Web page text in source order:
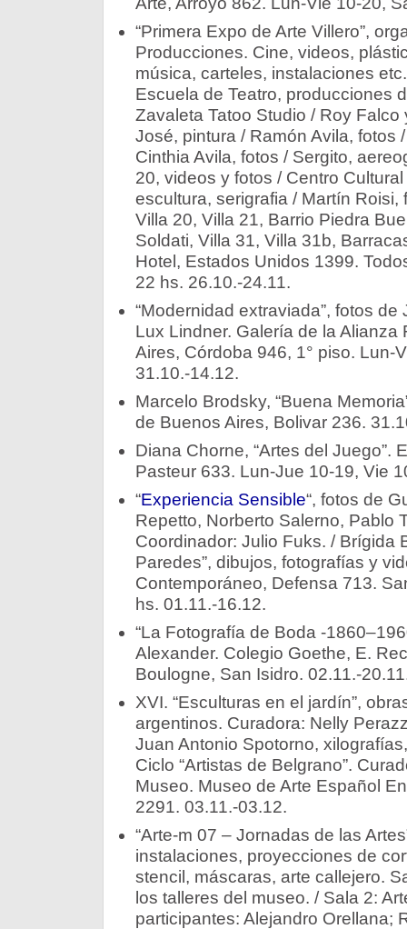
“Primera Expo de Arte Villero”,
Producciones. Cine, videos,
música, carteles, instalaciones
Escuela de Teatro, producciones
Zavaleta Tatoo Studio / Roy Falco
José, pintura / Ramón Avila, fotos
Cinthia Avila, fotos / Sergito,
20, videos y fotos / Centro
escultura, serigrafia / Martín Roisi,
Villa 20, Villa 21, Barrio Piedra
Soldati, Villa 31, Villa 31b,
Hotel, Estados Unidos 1399.
22 hs. 26.10.-24.11.
“Modernidad extraviada”, fotos
Lux Lindner. Galería de la Alianza
Aires, Córdoba 946, 1° piso. Lun-
31.10.-14.12.
Marcelo Brodsky, “Buena
de Buenos Aires, Bolivar 236.
Diana Chorne, “Artes del Juego”.
Pasteur 633. Lun-Jue 10-19, Vie
“Experiencia Sensible“, fotos de
Repetto, Norberto Salerno, Pablo
Coordinador: Julio Fuks. / Brígida
Paredes”, dibujos, fotografías y
Contemporáneo, Defensa 713.
hs. 01.11.-16.12.
“La Fotografía de Boda -
Alexander. Colegio Goethe, E.
Boulogne, San Isidro. 02.11.-
XVI. “Esculturas en el jardín”,
argentinos. Curadora: Nelly
Juan Antonio Spotorno,
Ciclo “Artistas de Belgrano”.
Museo. Museo de Arte Español
2291. 03.11.-03.12.
“Arte-m 07 – Jornadas de las
instalaciones, proyecciones de
stencil, máscaras, arte callejero.
los talleres del museo. / Sala 2:
participantes: Alejandro Orellana;